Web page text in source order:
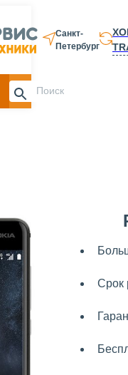
Санкт-
Петербург
8 812 337-
Срок